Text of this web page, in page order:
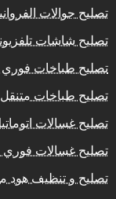
تصليح جوالات
تصليح شاشات
تصليح طباخات فوري
تصليح طباخات متنقل
تصليح غسالات
تصليح غسالات فوري
تصليح و تنظيف هود